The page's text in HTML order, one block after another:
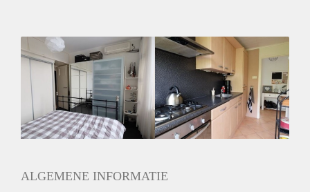
Gedeelde Douche: Ja
Gedeelde woonkamer: Ja
Huisgenoten: Ja
ALGEMENE INFORMATIE